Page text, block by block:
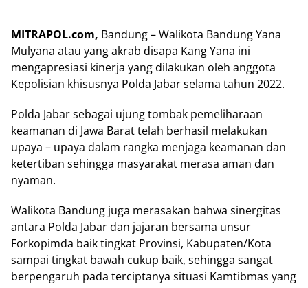
MITRAPOL.com, Bandung – Walikota Bandung Yana
Mulyana atau yang akrab disapa Kang Yana ini
mengapresiasi kinerja yang dilakukan oleh anggota
Kepolisian khisusnya Polda Jabar selama tahun 2022.
Polda Jabar sebagai ujung tombak pemeliharaan
keamanan di Jawa Barat telah berhasil melakukan
upaya – upaya dalam rangka menjaga keamanan dan
ketertiban sehingga masyarakat merasa aman dan
nyaman.
Walikota Bandung juga merasakan bahwa sinergitas
antara Polda Jabar dan jajaran bersama unsur
Forkopimda baik tingkat Provinsi, Kabupaten/Kota
sampai tingkat bawah cukup baik, sehingga sangat
berpengaruh pada terciptanya situasi Kamtibmas yang